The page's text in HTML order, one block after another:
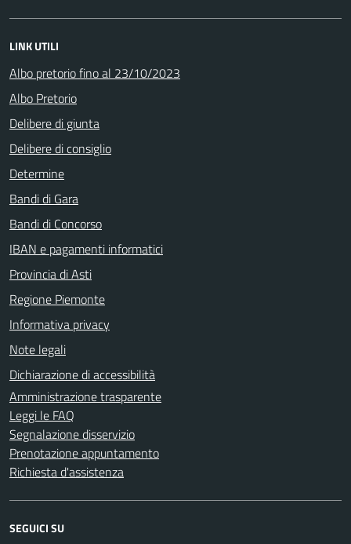
LINK UTILI
Albo pretorio fino al 23/10/2023
Albo Pretorio
Delibere di giunta
Delibere di consiglio
Determine
Bandi di Gara
Bandi di Concorso
IBAN e pagamenti informatici
Provincia di Asti
Regione Piemonte
Informativa privacy
Note legali
Dichiarazione di accessibilità
Amministrazione trasparente
Leggi le FAQ
Segnalazione disservizio
Prenotazione appuntamento
Richiesta d'assistenza
SEGUICI SU